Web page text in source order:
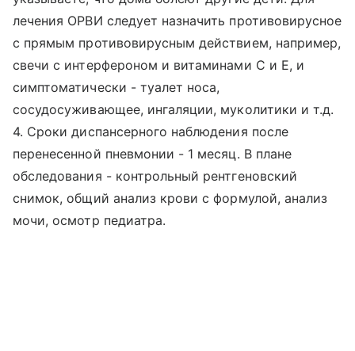
лечения ОРВИ следует назначить противовирусное
с прямым противовирусным действием, например,
свечи с интерфероном и витаминами С и Е, и
симптоматически - туалет носа,
сосудосуживающее, ингаляции, муколитики и т.д.
4. Сроки диспансерного наблюдения после
перенесенной пневмонии - 1 месяц. В плане
обследования - контрольный рентгеновский
снимок, общий анализ крови с формулой, анализ
мочи, осмотр педиатра.